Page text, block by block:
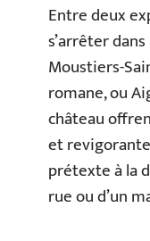
Entre deux
s’arrêter
Moustiers-
romane, ou
château
et
prétexte à la
rue ou d’un